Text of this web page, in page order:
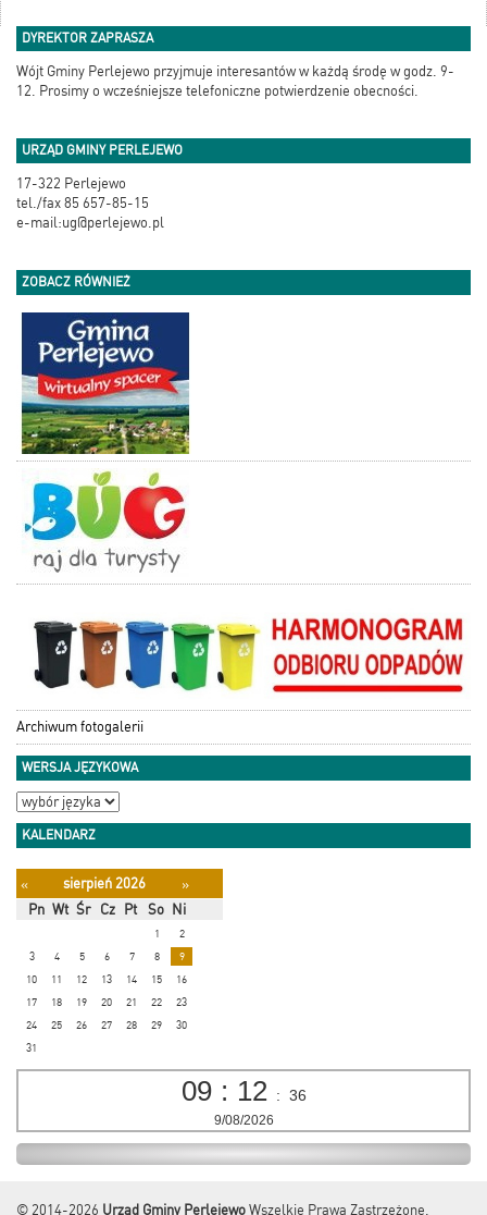
DYREKTOR ZAPRASZA
Wójt Gminy Perlejewo przyjmuje interesantów w każdą środę w godz. 9-
12. Prosimy o wcześniejsze telefoniczne potwierdzenie obecności.
URZĄD GMINY PERLEJEWO
17-322 Perlejewo
tel./fax 85 657-85-15
e-mail:ug@perlejewo.pl
ZOBACZ RÓWNIEŻ
Archiwum fotogalerii
WERSJA JĘZYKOWA
KALENDARZ
« sierpień 2026
»
Pn Wt Śr Cz Pt So Ni
1
2
3
4 5 6 7 8
9
10
11 12 13 14 15
16
17
18 19 20 21 22
23
24
25 26 27 28 29
30
31
09 : 12 : 37
9/08/2026
© 2014-2026 Urząd Gminy Perlejewo Wszelkie Prawa Zastrzeżone.